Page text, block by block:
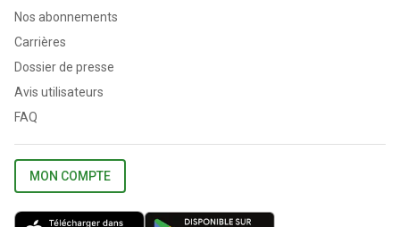
Nos abonnements
Carrières
Dossier de presse
Avis utilisateurs
FAQ
MON COMPTE